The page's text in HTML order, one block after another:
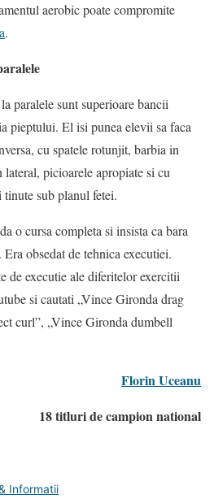
aerobic poate compromite
.
la paralele sunt superioare bancii
pieptului. El isi punea elevii sa faca
cu spatele rotunjit, barbia in
picioarele apropiate si cu
sub planul fetei.
o cursa completa si insista ca bara
obsedat de tehnica executiei.
de executie ale diferitelor exercitii
si cautati „Vince Gironda drag
curl”, „Vince Gironda dumbell
Florin Uceanu
18 titluri de campion national
Informatii